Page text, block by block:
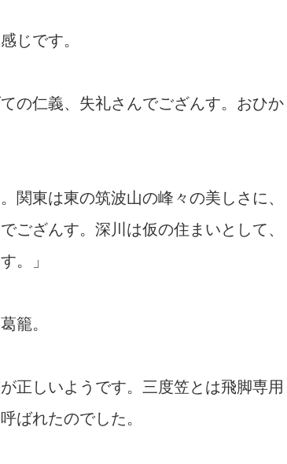
じです。
の仁義、失礼さんでござんす。おひか
関東は東の筑波山の峰々の美しさに、
ござんす。深川は仮の住まいとして、
。」
籠。
正しいようです。三度笠とは飛脚専用
ばれたのでした。